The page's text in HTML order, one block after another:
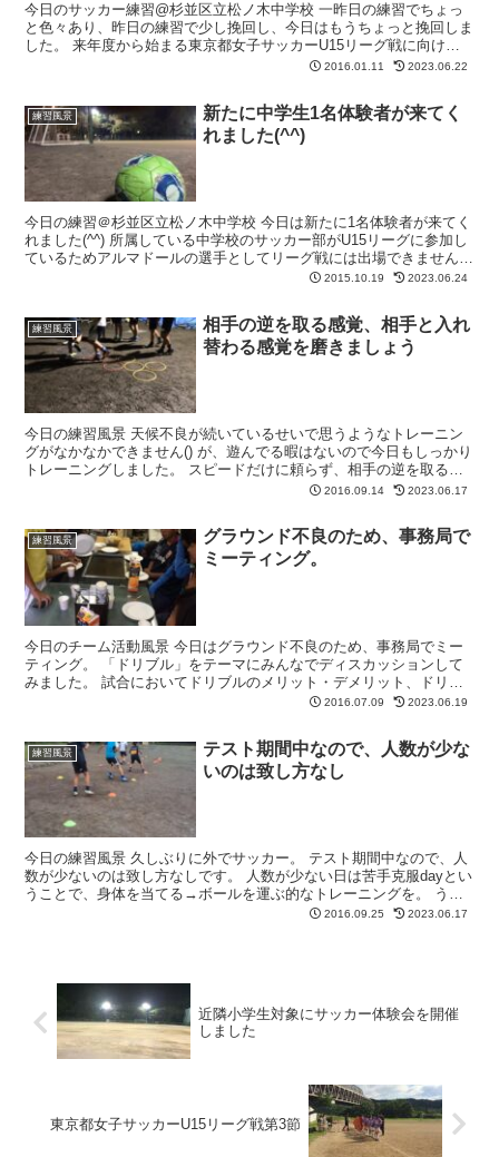
今日のサッカー練習@杉並区立松ノ木中学校 一昨日の練習でちょっ
と色々あり、昨日の練習で少し挽回し、今日はもうちょっと挽回しま
した。 来年度から始まる東京都女子サッカーU15リーグ戦に向け
て、プレシーズンの今のうちにどれだけ下準備の積み重ねが...
2016.01.11 2023.06.22
練習風景
新たに中学生1名体験者が来てく
れました(^^)
今日の練習＠杉並区立松ノ木中学校 今日は新たに1名体験者が来てく
れました(^^) 所属している中学校のサッカー部がU15リーグに参加し
ているためアルマドールの選手としてリーグ戦には出場できません
が、公式戦ではない試合では今後活躍してもらいた...
2015.10.19 2023.06.24
練習風景
相手の逆を取る感覚、相手と入れ
替わる感覚を磨きましょう
今日の練習風景 天候不良が続いているせいで思うようなトレーニン
グがなかなかできません() が、遊んでる暇はないので今日もしっかり
トレーニングしました。 スピードだけに頼らず、相手の逆を取る感
覚、相手と入れ替わる感覚をもっと磨きましょう(^^...
2016.09.14 2023.06.17
練習風景
グラウンド不良のため、事務局で
ミーティング。
今日のチーム活動風景 今日はグラウンド不良のため、事務局でミー
ティング。 「ドリブル」をテーマにみんなでディスカッションして
みました。 試合においてドリブルのメリット・デメリット、ドリブ
ルを試合でもっと活かすために今自分たちに足りないこと、...
2016.07.09 2023.06.19
練習風景
テスト期間中なので、人数が少な
いのは致し方なし
今日の練習風景 久しぶりに外でサッカー。 テスト期間中なので、人
数が少ないのは致し方なしです。 人数が少ない日は苦手克服dayとい
うことで、身体を当てる→ボールを運ぶ的なトレーニングを。 うま
く身体を当てるには、当て方だけでなく身体自体がコ...
2016.09.25 2023.06.17
近隣小学生対象にサッカー体験会を開催
しました
東京都女子サッカーU15リーグ戦第3節